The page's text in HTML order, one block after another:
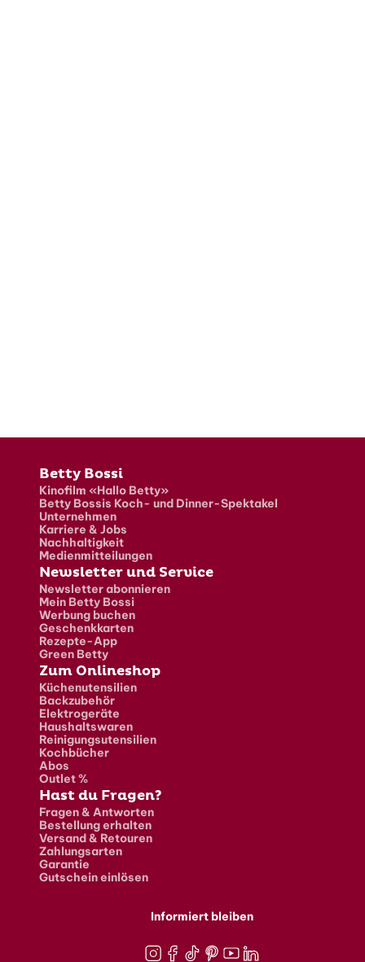
Fusszeile
Betty Bossi
Kinofilm «Hallo Betty»
Betty Bossis Koch- und Dinner-Spektakel
Unternehmen
Karriere & Jobs
Nachhaltigkeit
Medienmitteilungen
Newsletter und Service
Newsletter abonnieren
Mein Betty Bossi
Werbung buchen
Geschenkkarten
Rezepte-App
Green Betty
Zum Onlineshop
Küchenutensilien
Backzubehör
Elektrogeräte
Haushaltswaren
Reinigungsutensilien
Kochbücher
Abos
Outlet %
Hast du Fragen?
Fragen & Antworten
Bestellung erhalten
Versand & Retouren
Zahlungsarten
Garantie
Gutschein einlösen
Informiert bleiben